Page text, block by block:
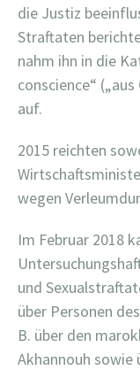
die Justiz
Straftaten
nahm ihn in die
conscience“
auf.
2015 reichten
wegen
Im Februar 2018
und
über Personen
B. über den
Akhannouh sowie